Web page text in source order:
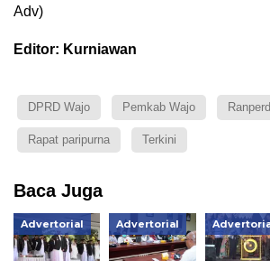
Adv)
Editor: Kurniawan
DPRD Wajo Pemkab Wajo
Rapat paripurna Terkini
Baca Juga
Advertorial Advertorial